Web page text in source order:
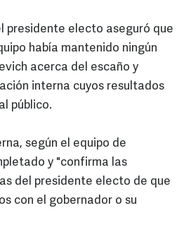
presidente electo aseguró que
había mantenido ningún
acerca del escaño y
interna cuyos resultados
público.
según el equipo de
y "confirma las
del presidente electo de que
con el gobernador o su